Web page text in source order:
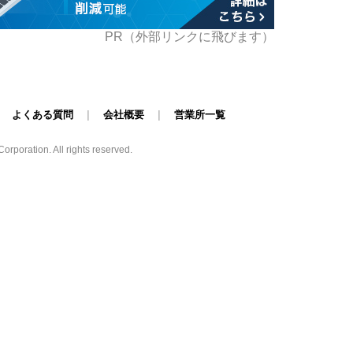
PR（外部リンクに飛びます）
よくある質問 | 会社概要 | 営業所一覧
All rights reserved.